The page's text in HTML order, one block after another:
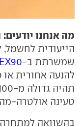
מה אנחנו יודעים:
הייעודית לחשמל,
שמשרתת ב-EX90
להנעה אחורית
טעינה אולטרה-מהירה (400
בהשוואה